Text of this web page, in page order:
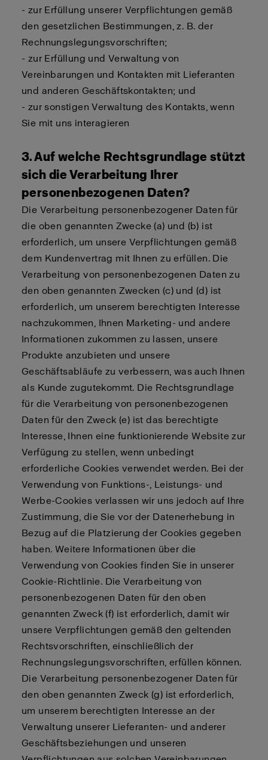
- zur Erfüllung unserer Verpflichtungen gemäß
den gesetzlichen Bestimmungen, z. B. der
Rechnungslegungsvorschriften;
- zur Erfüllung und Verwaltung von
Vereinbarungen und Kontakten mit Lieferanten
und anderen Geschäftskontakten; und
- zur sonstigen Verwaltung des Kontakts, wenn
Sie mit uns interagieren
3. Auf welche Rechtsgrundlage stützt
sich die Verarbeitung Ihrer
personenbezogenen Daten?
Die Verarbeitung personenbezogener Daten für
die oben genannten Zwecke (a) und (b) ist
erforderlich, um unsere Verpflichtungen gemäß
dem Kundenvertrag mit Ihnen zu erfüllen. Die
Verarbeitung von personenbezogenen Daten zu
den oben genannten Zwecken (c) und (d) ist
erforderlich, um unserem berechtigten Interesse
nachzukommen, Ihnen Marketing- und andere
Informationen zukommen zu lassen, unsere
Produkte anzubieten und unsere
Geschäftsabläufe zu verbessern, was auch Ihnen
als Kunde zugutekommt. Die Rechtsgrundlage
für die Verarbeitung von personenbezogenen
Daten für den Zweck (e) ist das berechtigte
Interesse, Ihnen eine funktionierende Website zur
Verfügung zu stellen, wenn unbedingt
erforderliche Cookies verwendet werden. Bei der
Verwendung von Funktions-, Leistungs- und
Werbe-Cookies verlassen wir uns jedoch auf Ihre
Zustimmung, die Sie vor der Datenerhebung in
Bezug auf die Platzierung der Cookies gegeben
haben. Weitere Informationen über die
Verwendung von Cookies finden Sie in unserer
Cookie-Richtlinie. Die Verarbeitung von
personenbezogenen Daten für den oben
genannten Zweck (f) ist erforderlich, damit wir
unsere Verpflichtungen gemäß den geltenden
Rechtsvorschriften, einschließlich der
Rechnungslegungsvorschriften, erfüllen können.
Die Verarbeitung personenbezogener Daten für
den oben genannten Zweck (g) ist erforderlich,
um unserem berechtigten Interesse an der
Verwaltung unserer Lieferanten- und anderer
Geschäftsbeziehungen und unseren